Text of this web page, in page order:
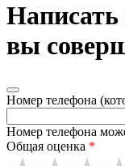
Написать
вы
Номер телефона
Номер телефона
Общая оценка *